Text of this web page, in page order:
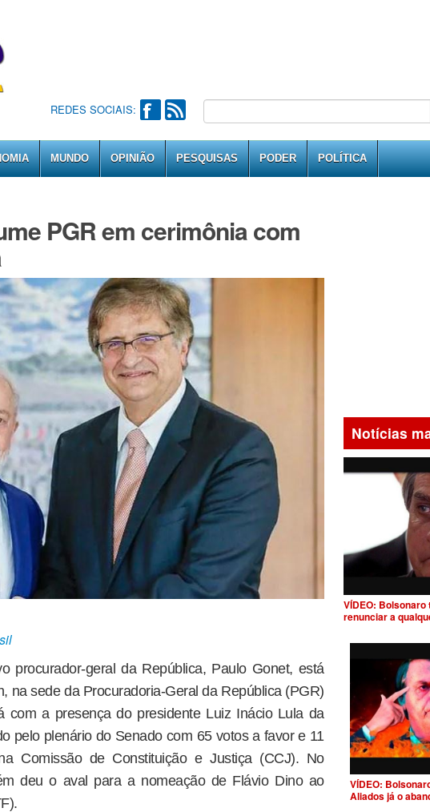
REDES SOCIAIS:
MUNDO OPINIÃO PESQUISAS PODER POLÍTICA
PGR em cerimônia com
procurador-geral da República, Paulo Gonet, está
na sede da Procuradoria-Geral da República (PGR)
com a presença do presidente Luiz Inácio Lula da
pelo plenário do Senado com 65 votos a favor e 11
Comissão de Constituição e Justiça (CCJ). No
deu o aval para a nomeação de Flávio Dino ao
Notícias
VÍDEO:
renunciar a
VÍDEO:
Aliados já o